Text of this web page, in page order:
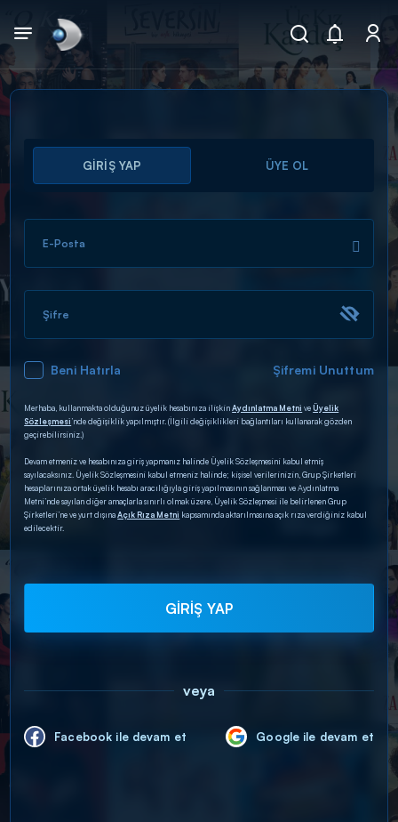
Arama
ARAMA SONUÇLARI
DİĞER SONUÇLAR
GİRİŞ YAP ÜYE OL
E-Posta
Şifre
Beni Hatırla Şifremi Unuttum
Merhaba, kullanmakta olduğunuz üyelik hesabınıza ilişkinAydınlatma Metni veÜyelik
Sözleşmesi’nde değişiklik yapılmıştır. (İlgili değişiklikleri bağlantıları kullanarak gözden
geçirebilirsiniz.)
Devam etmeniz ve hesabınıza giriş yapmanız halinde Üyelik Sözleşmesini kabul etmiş
sayılacaksınız. Üyelik Sözleşmesini kabul etmeniz halinde; kişisel verilerinizin, Grup Şirketleri
hesaplarınıza ortak üyelik hesabı aracılığıyla giriş yapılmasının sağlanması ve Aydınlatma
Metni’nde sayılan diğer amaçlarla sınırlı olmak üzere, Üyelik Sözleşmesi ile belirlenen Grup
Şirketleri’ne ve yurt dışınaAçık Rıza Metni kapsamında aktarılmasına açık rıza verdiğiniz kabul
edilecektir.
GİRİŞ YAP
veya
Facebook ile devam et Google ile devam et